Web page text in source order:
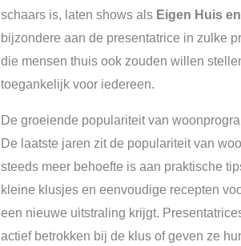
schaars is, laten shows als Eigen Huis
bijzondere aan de presentatrice in zulke
die mensen thuis ook zouden willen
toegankelijk voor iedereen.
De groeiende populariteit van
De laatste jaren zit de populariteit van
steeds meer behoefte is aan praktische
kleine klusjes en eenvoudige recepten
een nieuwe uitstraling krijgt.
actief betrokken bij de klus of geven ze